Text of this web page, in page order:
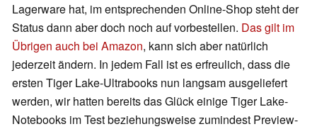
Lagerware hat, im entsprechenden Online-Shop steht der
Status dann aber doch noch auf vorbestellen. Das gilt im
Übrigen auch bei Amazon, kann sich aber natürlich
jederzeit ändern. In jedem Fall ist es erfreulich, dass die
ersten Tiger Lake-Ultrabooks nun langsam ausgeliefert
werden, wir hatten bereits das Glück einige Tiger Lake-
Notebooks im Test beziehungsweise zumindest Preview-